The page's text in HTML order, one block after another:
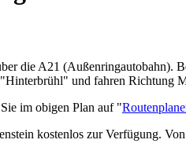
die A21
und fahren Richtung
im obigen Plan auf "
kostenlos zur Verfügung.